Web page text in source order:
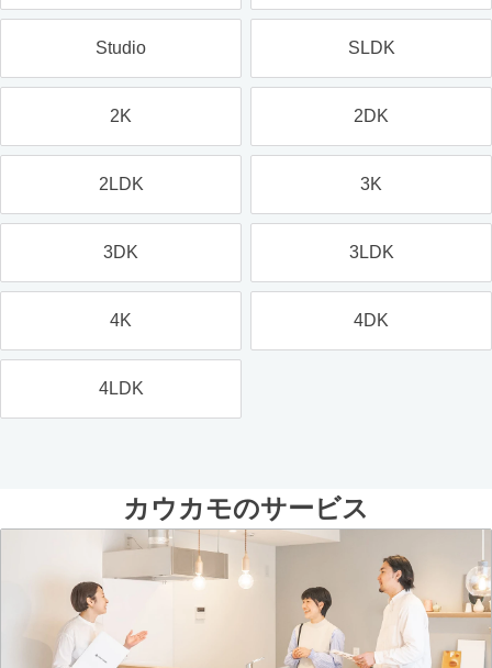
Studio SLDK
2K 2DK
2LDK 3K
3DK 3LDK
4K 4DK
4LDK
カウカモのサービス